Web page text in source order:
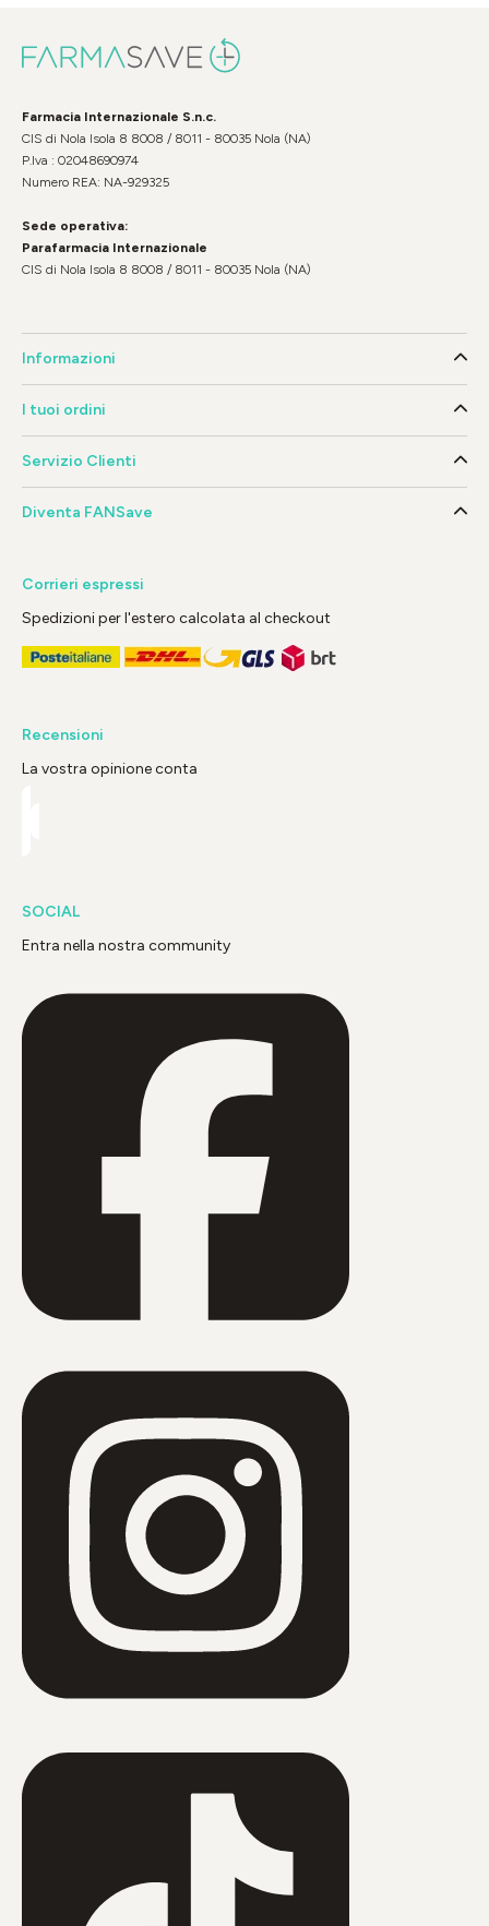
Farmacia Internazionale S.n.c.
CIS di Nola Isola 8 8008 / 8011 - 80035 Nola (NA)
P.Iva : 02048690974
Numero REA: NA-929325
Sede operativa:
Parafarmacia Internazionale
CIS di Nola Isola 8 8008 / 8011 - 80035 Nola (NA)
Informazioni
I tuoi ordini
Servizio Clienti
Diventa FANSave
Corrieri espressi
Spedizioni per l'estero calcolata al checkout
Recensioni
La vostra opinione conta
SOCIAL
Entra nella nostra community